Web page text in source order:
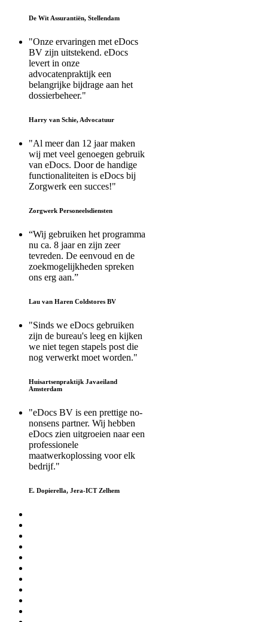
De Wit Assurantiën, Stellendam
"Onze ervaringen met eDocs
BV zijn uitstekend. eDocs
levert in onze
advocatenpraktijk een
belangrijke bijdrage aan het
dossierbeheer."
Harry van Schie, Advocatuur
"Al meer dan 12 jaar maken
wij met veel genoegen gebruik
van eDocs. Door de handige
functionaliteiten is eDocs bij
Zorgwerk een succes!"
Zorgwerk Personeelsdiensten
“Wij gebruiken het programma
nu ca. 8 jaar en zijn zeer
tevreden. De eenvoud en de
zoekmogelijkheden spreken
ons erg aan.”
Lau van Haren Coldstores BV
"Sinds we eDocs gebruiken
zijn de bureau's leeg en kijken
we niet tegen stapels post die
nog verwerkt moet worden."
Huisartsenpraktijk Javaeiland
Amsterdam
"eDocs BV is een prettige no-
nonsens partner. Wij hebben
eDocs zien uitgroeien naar een
professionele
maatwerkoplossing voor elk
bedrijf."
E. Dopierella, Jera-ICT Zelhem